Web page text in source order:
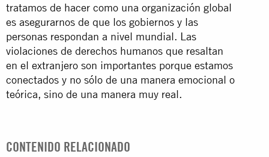
tratamos de hacer como una organización global
es asegurarnos de que los gobiernos y las
personas respondan a nivel mundial. Las
violaciones de derechos humanos que resaltan
en el extranjero son importantes porque estamos
conectados y no sólo de una manera emocional o
teórica, sino de una manera muy real.
CONTENIDO RELACIONADO